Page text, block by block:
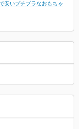
安いプチプラなおもちゃ